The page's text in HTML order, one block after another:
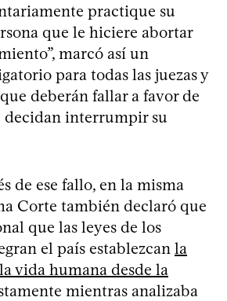
practique su
que le hiciere abortar
marcó así un
para todas las juezas y
deberán fallar a favor de
decidan interrumpir su
de ese fallo, en la misma
Corte también declaró que
que las leyes de los
el país establezcan la
vida humana desde la
mientras analizaba